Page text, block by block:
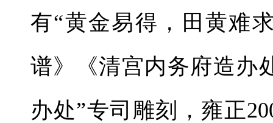
有“黄金易得，田黄难
谱》《清宫内务府造办
办处”专司雕刻，雍正